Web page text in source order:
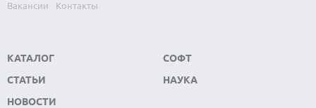
Вакансии
Контакты
КАТАЛОГ
СТАТЬИ
НОВОСТИ
СОФТ
НАУКА